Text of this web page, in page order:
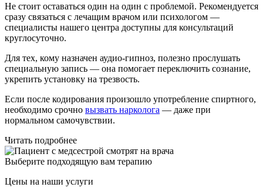
Не стоит оставаться один на один с проблемой. Рекомендуется
сразу связаться с лечащим врачом или психологом —
специалисты нашего центра доступны для консультаций
круглосуточно.
Для тех, кому назначен аудио-гипноз, полезно прослушать
специальную запись — она помогает переключить сознание,
укрепить установку на трезвость.
Если после кодирования произошло употребление спиртного,
необходимо срочно вызвать нарколога — даже при
нормальном самочувствии.
Читать подробнее
Выберите подходящую вам терапию
Цены на наши услуги